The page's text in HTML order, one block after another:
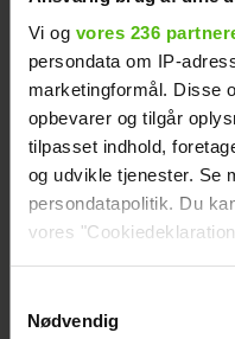
Vi og vores 236
persondata om IP-
marketingformål. Disse
opbevarer og tilgår
tilpasset indhold,
og udvikle tjenester. Se
persondatapolitik. Du
vores
Nødvendig
Kendte danskere